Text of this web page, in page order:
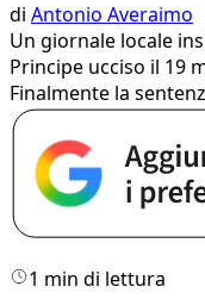
di Antonio Averaimo
Un giornale locale
Principe ucciso il 19
Finalmente la
1 min di lettura